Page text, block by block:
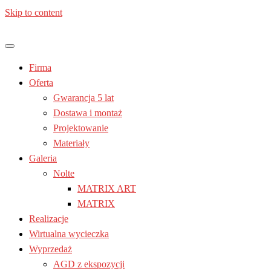
Skip to content
Meble kuchenne – Laura | Nolte
| Lublin
Firma
Oferta
Gwarancja 5 lat
Dostawa i montaż
Projektowanie
Materiały
Galeria
Nolte
MATRIX ART
MATRIX
Realizacje
Wirtualna wycieczka
Wyprzedaż
AGD z ekspozycji